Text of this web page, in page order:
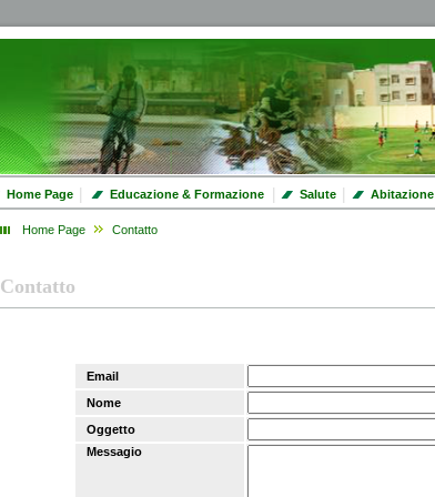
Home Page | Educazione & Formazione | Salute | Abitazione
Home Page Contatto
Contatto
Email
Nome
Oggetto
Messagio